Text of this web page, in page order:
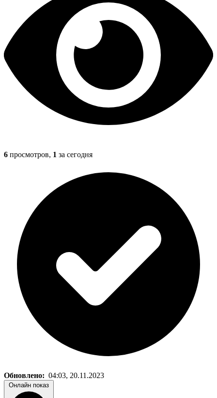
6 просмотров, 1 за сегодня
Обновлено: 04:03, 20.11.2023
Онлайн показ